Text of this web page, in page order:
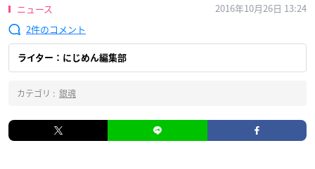
ニュース
2016年10月26日 13:24
2
ライター：にじめん編集部
カテゴリ : 銀魂